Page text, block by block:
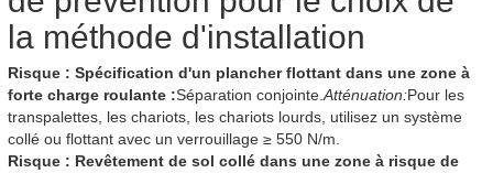
la méthode d'installation
Risque : Spécification d'un plancher flottant dans une zone à
forte charge roulante :Séparation conjointe. Atténuation:Pour les
transpalettes, les chariots, les chariots lourds, utilisez un système
collé ou flottant avec un verrouillage ≥ 550 N/m.
Risque : Revêtement de sol collé dans une zone à risque de